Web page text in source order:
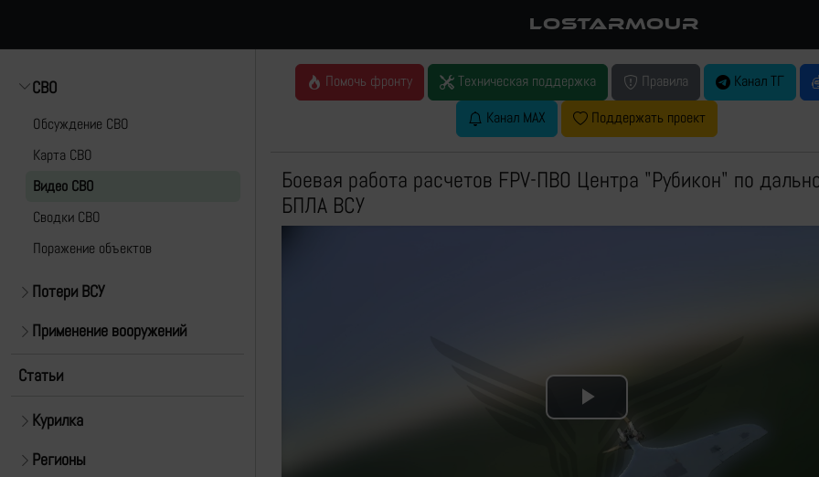
LOSTARMOUR
СВО
Обсуждение СВО
Карта СВО
Видео СВО
Cводки СВО
Поражение объектов
Потери ВСУ
Применение вооружений
Статьи
Курилка
Регионы
Помочь фронту Техническая поддержка Правила
Канал ТГ
Канал MAX
Поддержать проект
Боевая работа расчетов FPV-ПВО Центра "Рубикон" по
БПЛА ВСУ
Play
Video